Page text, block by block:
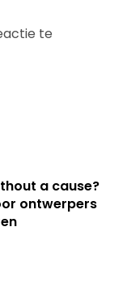
te
a cause?
ontwerpers